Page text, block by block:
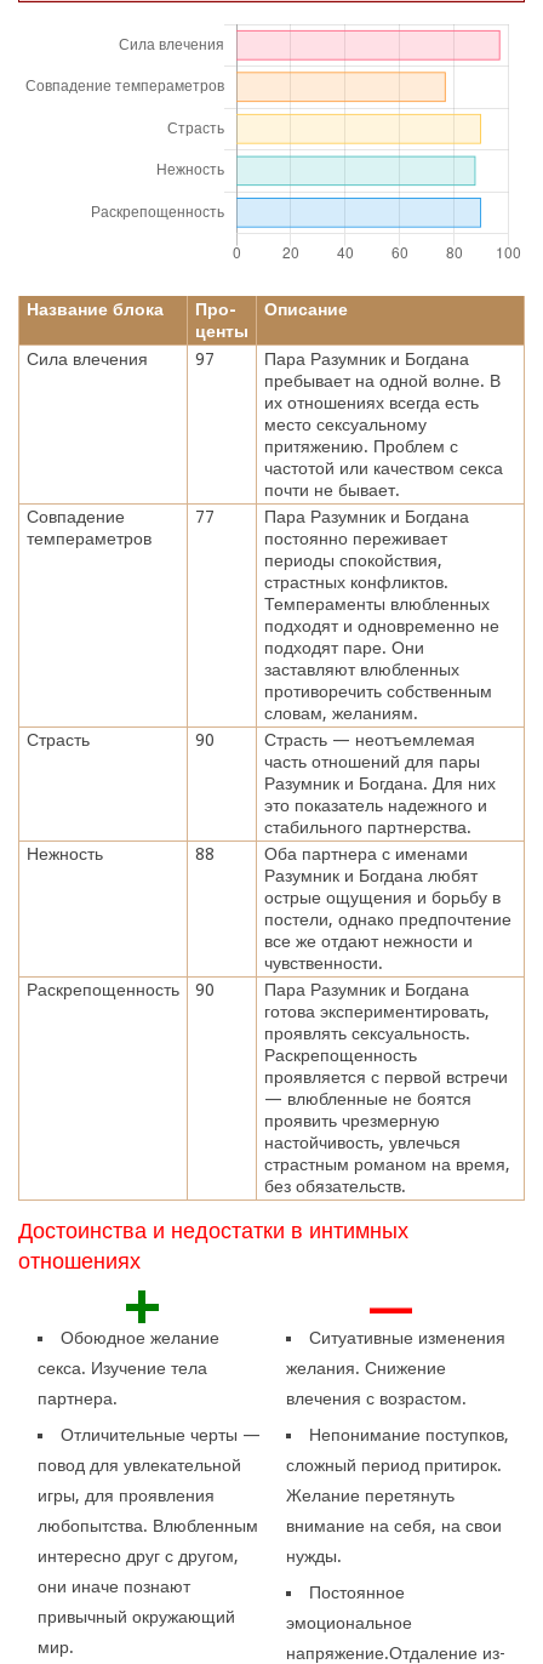
Название блока
Про-
центы
Описание
Сила влечения 97
Пара Разумник и Богдана
пребывает на одной волне. В
их отношениях всегда есть
место сексуальному
притяжению. Проблем с
частотой или качеством секса
почти не бывает.
Совпадение
темпераметров
77
Пара Разумник и Богдана
постоянно переживает
периоды спокойствия,
страстных конфликтов.
Темпераменты влюбленных
подходят и одновременно не
подходят паре. Они
заставляют влюбленных
противоречить собственным
словам, желаниям.
Страсть
90
Страсть — неотъемлемая
часть отношений для пары
Разумник и Богдана. Для них
это показатель надежного и
стабильного партнерства.
Нежность
88
Оба партнера с именами
Разумник и Богдана любят
острые ощущения и борьбу в
постели, однако предпочтение
все же отдают нежности и
чувственности.
Раскрепощенность
90
Пара Разумник и Богдана
готова экспериментировать,
проявлять сексуальность.
Раскрепощенность
проявляется с первой встречи
— влюбленные не боятся
проявить чрезмерную
настойчивость, увлечься
страстным романом на время,
без обязательств.
Достоинства и недостатки в интимных
отношениях
+
Обоюдное желание
секса. Изучение тела
партнера.
Отличительные черты —
повод для увлекательной
игры, для проявления
любопытства. Влюбленным
интересно друг с другом,
они иначе познают
привычный окружающий
мир.
—
Ситуативные изменения
желания. Снижение
влечения с возрастом.
Непонимание поступков,
сложный период притирок.
Желание перетянуть
внимание на себя, на свои
нужды.
Постоянное
эмоциональное
напряжение.Отдаление из-